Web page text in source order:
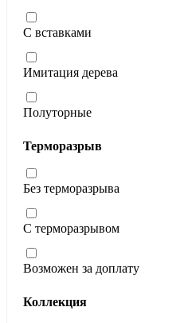
С вставками
Имитация дерева
Полуторные
Терморазрыв
Без терморазрыва
С терморазрывом
Возможен за доплату
Коллекция